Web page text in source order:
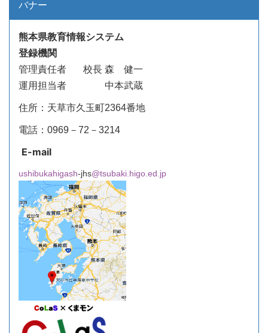
バナー
熊本県教育情報システム
登録機関
管理責任者 校長 森 健一
運用担当者 中本武蔵
住所：天草市久玉町2364番地
電話：0969－72－3214
E-mail
ushibukahigash-jhs@tsubaki.higo.ed.jp